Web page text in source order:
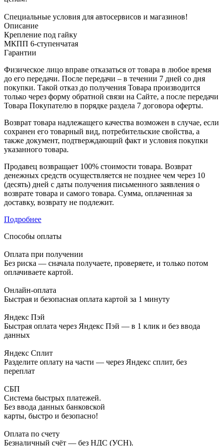
Специальные условия для автосервисов и магазинов!
Описание
Крепление под гайку
МКПП 6-ступенчатая
Гарантии
Физическое лицо вправе отказаться от товара в любое время
до его передачи. После передачи – в течении 7 дней со дня
покупки. Такой отказ до получения Товара производится
только через форму обратной связи на Сайте, а после передачи
Товара Покупателю в порядке раздела 7 договора оферты.
Возврат товара надлежащего качества возможен в случае, если
сохранен его товарный вид, потребительские свойства, а
также документ, подтверждающий факт и условия покупки
указанного товара.
Продавец возвращает 100% стоимости товара. Возврат
денежных средств осуществляется не позднее чем через 10
(десять) дней с даты получения письменного заявления о
возврате товара и самого товара. Сумма, оплаченная за
доставку, возврату не подлежит.
Подробнее
Способы оплаты
Оплата при получении
Без риска — сначала получаете, проверяете, и только потом
оплачиваете картой.
Онлайн-оплата
Быстрая и безопасная оплата картой за 1 минуту
Яндекс Пэй
Быстрая оплата через Яндекс Пэй — в 1 клик и без ввода
данных
Яндекс Сплит
Разделите оплату на части — через Яндекс сплит, без
переплат
СБП
Система быстрых платежей.
Без ввода данных банковской
карты, быстро и безопасно!
Оплата по счету
Безналичный счёт — без НДС (УСН).